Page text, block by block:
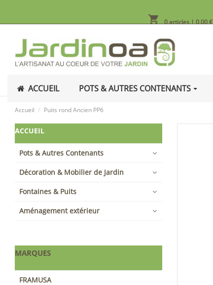
shopping_cart 0 articles| 0,00 €
ACCUEIL POTS & AUTRES CONTENANTS
Accueil Puits rond Ancien PP6
ACCUEIL
Pots & Autres Contenants
Décoration & Mobilier de Jardin
Fontaines & Puits
Aménagement extérieur
MARQUES
FRAMUSA